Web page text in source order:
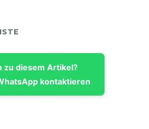
zu diesem Artikel?
kontaktieren